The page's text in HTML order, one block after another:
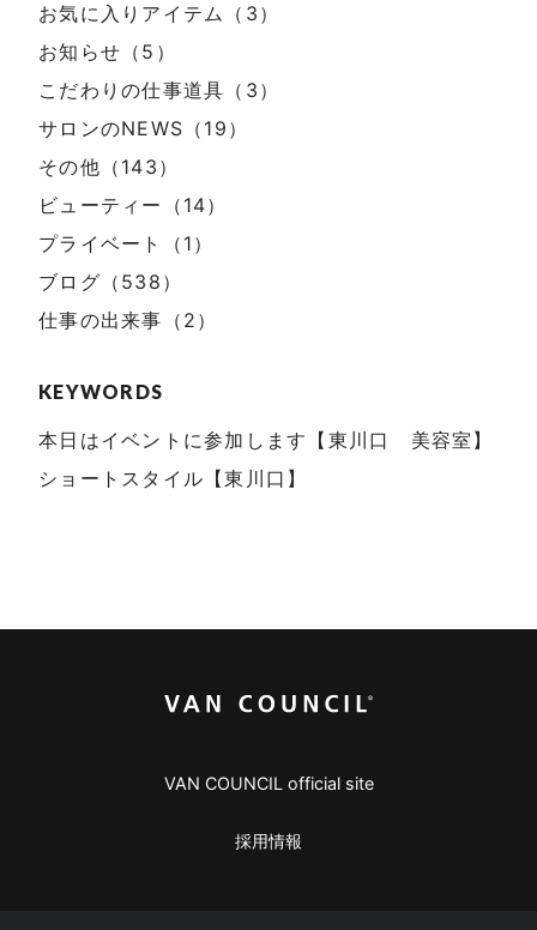
お気に入りアイテム（3）
お知らせ（5）
こだわりの仕事道具（3）
サロンのNEWS（19）
その他（143）
ビューティー（14）
プライベート（1）
ブログ（538）
仕事の出来事（2）
KEYWORDS
本日はイベントに参加します【東川口 美容室】
ショートスタイル【東川口】
VAN COUNCIL official site
採用情報